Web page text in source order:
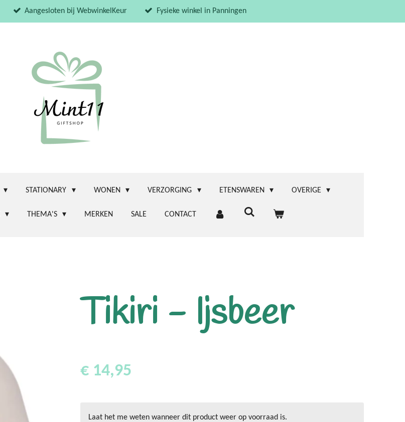
Aangesloten bij WebwinkelKeur Fysieke winkel in Panningen
STATIONARY WONEN VERZORGING ETENSWAREN OVERIGE
THEMA'S MERKEN SALE CONTACT
Tikiri - Ijsbeer
€ 14,95
Laat het me weten wanneer dit product weer op voorraad is.